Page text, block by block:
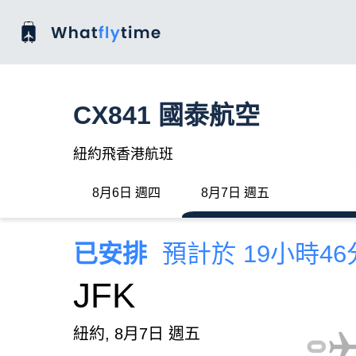
CX841 國泰航空
紐約飛香港航班
8月6日 週四 8月7日 週五
已安排 預計於 19小時46
JFK
紐約, 8月7日 週五